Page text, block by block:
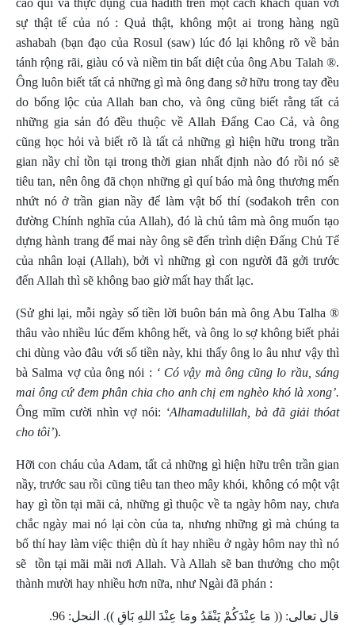
cao quí và thực dụng của hadith trên một cách khách quan với
sự thật tế của nó : Quả thật, không một ai trong hàng ngũ
ashabah (bạn đạo của Rosul (saw) lúc đó lại không rõ về bản
tánh rộng rãi, giàu có và niềm tin bất diệt của ông Abu Talah ®.
Ông luôn biết tất cả những gì mà ông đang sở hữu trong tay đều
do bổng lộc của Allah ban cho, và ông cũng biết rằng tất cả
những gia sản đó đều thuộc về Allah Đấng Cao Cả, và ông
cũng học hỏi và biết rõ là tất cả những gì hiện hữu trong trần
gian nầy chỉ tồn tại trong thời gian nhất định nào đó rồi nó sẽ
tiêu tan, nên ông đã chọn những gì quí báo mà ông thương mến
nhứt nó ở trần gian nầy để làm vật bố thí (sođakoh trên con
đường Chính nghĩa của Allah), đó là chủ tâm mà ông muốn tạo
dựng hành trang để mai này ông sẽ đến trình diện Đấng Chủ Tể
của nhân loại (Allah), bởi vì những gì con người đã gởi trước
đến Allah thì sẽ không bao giờ mất hay thất lạc.
(Sử ghi lại, mỗi ngày số tiền lời buôn bán mà ông Abu Talha ®
thâu vào nhiều lúc đếm không hết, và ông lo sợ không biết phải
chi dùng vào đâu với số tiền này, khi thấy ông lo âu như vậy thì
bà Salma vợ của ông nói : ‘ Có vậy mà ông cũng lo rầu, sáng
mai ông cứ đem phân chia cho anh chị em nghèo khó là xong’.
Ông mĩm cười nhìn vợ nói: ‘Alhamadulillah, bà đã giải thóat
cho tôi’).
Hỡi con cháu của Adam, tất cả những gì hiện hữu trên trần gian
nầy, trước sau rồi cũng tiêu tan theo mây khói, không có một vật
hay gì tồn tại mãi cả, những gì thuộc về ta ngày hôm nay, chưa
chắc ngày mai nó lại còn của ta, nhưng những gì mà chúng ta
bố thí hay làm việc thiện dù ít hay nhiều ở ngày hôm nay thì nó
sẽ
tồn tại mãi mãi nơi Allah. Và Allah sẽ ban thưởng cho một
thành mười hay nhiều hơn nữa, như Ngài đã phán :
قال تعالى: (( مَا عِنْدَكُمْ يَنْفَدُ ومَا عِنْدَ اللهِ بَاقٍ )). النحل: 96.